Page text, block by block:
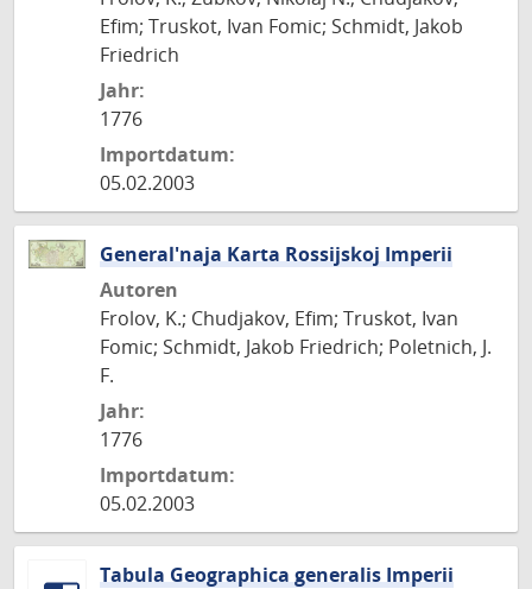
Efim; Truskot, Ivan Fomic; Schmidt, Jakob
Friedrich
Jahr:
1776
Importdatum:
05.02.2003
General'naja Karta Rossijskoj Imperii
Autoren
Frolov, K.; Chudjakov, Efim; Truskot, Ivan
Fomic; Schmidt, Jakob Friedrich; Poletnich, J.
F.
Jahr:
1776
Importdatum:
05.02.2003
Tabula Geographica generalis Imperii